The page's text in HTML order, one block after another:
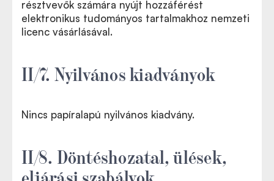
résztvevők számára nyújt hozzáférést
elektronikus tudományos tartalmakhoz nemzeti
licenc vásárlásával.
II/7. Nyilvános kiadványok
Nincs papíralapú nyilvános kiadvány.
II/8. Döntéshozatal, ülések,
eljárási szabályok